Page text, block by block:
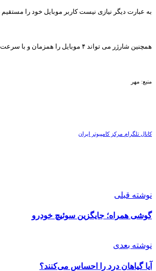
به عبارت دیگر نیازی نیست کاربر موبایل خود را
همچنین شارژر می تواند ۴ موبایل را همزمان و با سرعت زیاد از فاصله ۳۰ سانتی متری یا بیشتر شارژ کند. البته با اضافه کردن دستگاه های بیشتر، از سرعت فرایند شارژ کردن کاسته می شود.
منبع: مهر
کانال تلگرام مرکز کامپیوتر ایران
نوشته قبلی
گوشی همراه؛ جایگزین سوئیچ خودرو
نوشته بعدی
آیا گیاهان درد را احساس می‌کنند؟